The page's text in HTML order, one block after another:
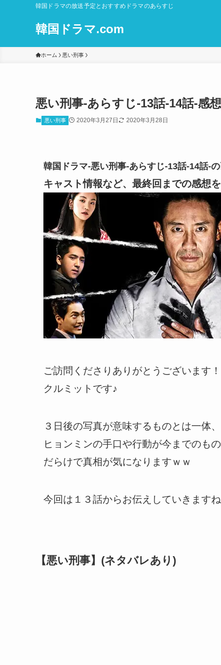
韓国ドラマの放送予定とおすすめドラマのあらすじ
韓国ドラマ.com
ホーム 悪い刑事
悪い刑事-あらすじ-13話-14話-感
悪い刑事 2020年3月27日 2020年3月28日
韓国ドラマ-悪い刑事-あらすじ-13話-14話-
キャスト情報など、最終回までの感想
ご訪問くださりありがとうございます！
クルミットです♪
３日後の写真が意味するものとは一体
ヒョンミンの手口や行動が今までのも
だらけで真相が気になりますｗｗ
今回は１３話からお伝えしていきます
【悪い刑事】(ネタバレあり)